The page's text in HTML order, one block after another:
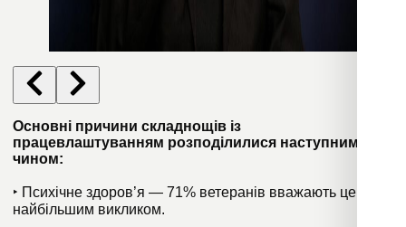
Основні причини складнощів із
працевлаштуванням розподілилися наступним
чином:
‣ Психічне здоров’я — 71% ветеранів вважають це
найбільшим викликом.